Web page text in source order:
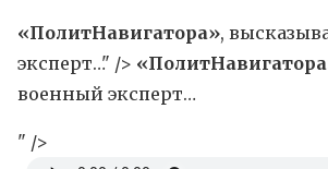
«ПолитНавигатора»,
эксперт…" />
военный эксперт…
" />